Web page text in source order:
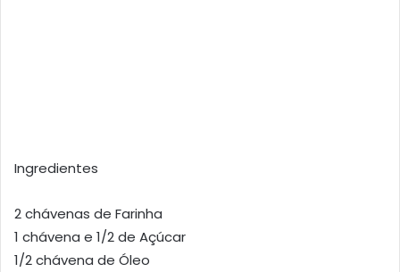
Ingredientes
2 chávenas de Farinha
1 chávena e 1/2 de Açúcar
1/2 chávena de Óleo